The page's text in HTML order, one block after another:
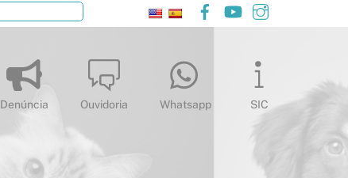
Facebook
YouTube
Denúncia Ouvidoria Whatsapp SIC